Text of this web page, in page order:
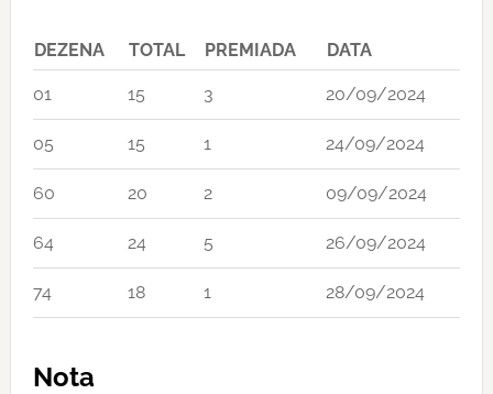
DEZENA TOTAL PREMIADA DATA
01 15 3 20/09/2024
05 15 1 24/09/2024
60 20 2 09/09/2024
64 24 5 26/09/2024
74 18 1 28/09/2024
Nota